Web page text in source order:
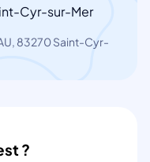
Cyr-sur-Mer
83270 Saint-Cyr-
?